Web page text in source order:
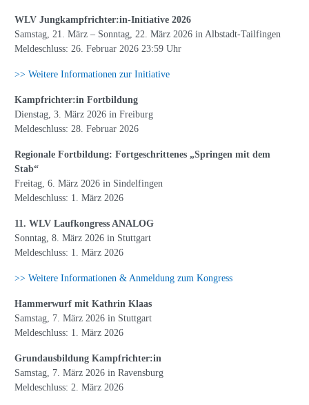
WLV Jungkampfrichter:in-Initiative 2026
Samstag, 21. März – Sonntag, 22. März 2026 in Albstadt-Tailfingen
Meldeschluss: 26. Februar 2026 23:59 Uhr
>> Weitere Informationen zur Initiative
Kampfrichter:in Fortbildung
Dienstag, 3. März 2026 in Freiburg
Meldeschluss: 28. Februar 2026
Regionale Fortbildung: Fortgeschrittenes „Springen mit dem
Stab“
Freitag, 6. März 2026 in Sindelfingen
Meldeschluss: 1. März 2026
11. WLV Laufkongress ANALOG
Sonntag, 8. März 2026 in Stuttgart
Meldeschluss: 1. März 2026
>> Weitere Informationen & Anmeldung zum Kongress
Hammerwurf mit Kathrin Klaas
Samstag, 7. März 2026 in Stuttgart
Meldeschluss: 1. März 2026
Grundausbildung Kampfrichter:in
Samstag, 7. März 2026 in Ravensburg
Meldeschluss: 2. März 2026